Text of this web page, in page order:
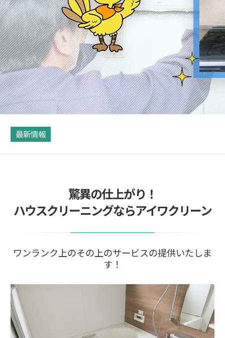
最新情報
驚異の仕上がり！
ハウスクリーニングならアイワクリーン
ワンランク上のその上のサービスの提供いたしま
す！